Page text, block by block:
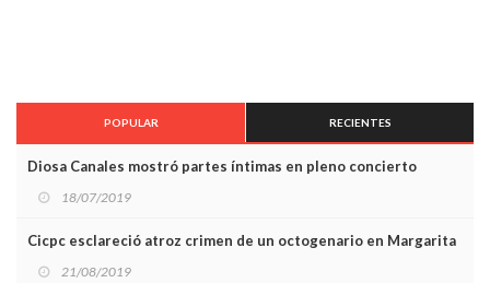
POPULAR RECIENTES
Diosa Canales mostró partes íntimas en pleno concierto
18/07/2019
Cicpc esclareció atroz crimen de un octogenario en Margarita
21/08/2019